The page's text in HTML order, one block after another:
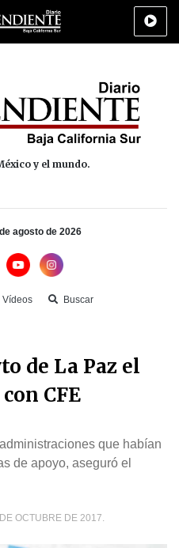
Policiaca Deportes Cultura
y el mundo.
agosto de 2026
Vídeos Buscar
de La Paz el
CFE
que habían
de apoyo, aseguró el
OCTUBRE DE 2017.